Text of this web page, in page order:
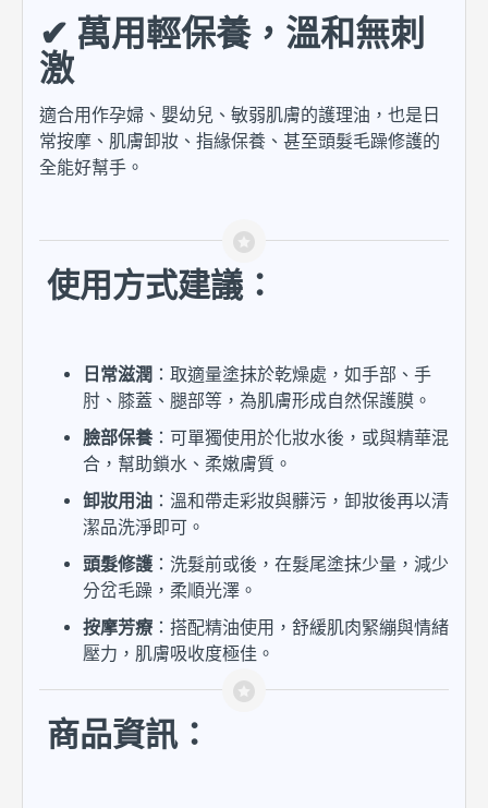
✔ 萬用輕保養，溫和無刺
激
適合用作孕婦、嬰幼兒、敏弱肌膚的護理油，也是日
常按摩、肌膚卸妝、指緣保養、甚至頭髮毛躁修護的
全能好幫手。
使用方式建議：
日常滋潤 ：取適量塗抹於乾燥處，如手部、手
肘、膝蓋、腿部等，為肌膚形成自然保護膜。
臉部保養 ：可單獨使用於化妝水後，或與精華混
合，幫助鎖水、柔嫩膚質。
卸妝用油 ：溫和帶走彩妝與髒污，卸妝後再以清
潔品洗淨即可。
頭髮修護 ：洗髮前或後，在髮尾塗抹少量，減少
分岔毛躁，柔順光澤。
按摩芳療 ：搭配精油使用，舒緩肌肉緊繃與情緒
壓力，肌膚吸收度極佳。
商品資訊：